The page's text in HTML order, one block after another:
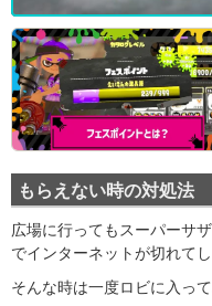
もらえない時の対処法
広場に行ってもスーパーサ
でインターネットが切れて
そんな時は一度ロビに入っ